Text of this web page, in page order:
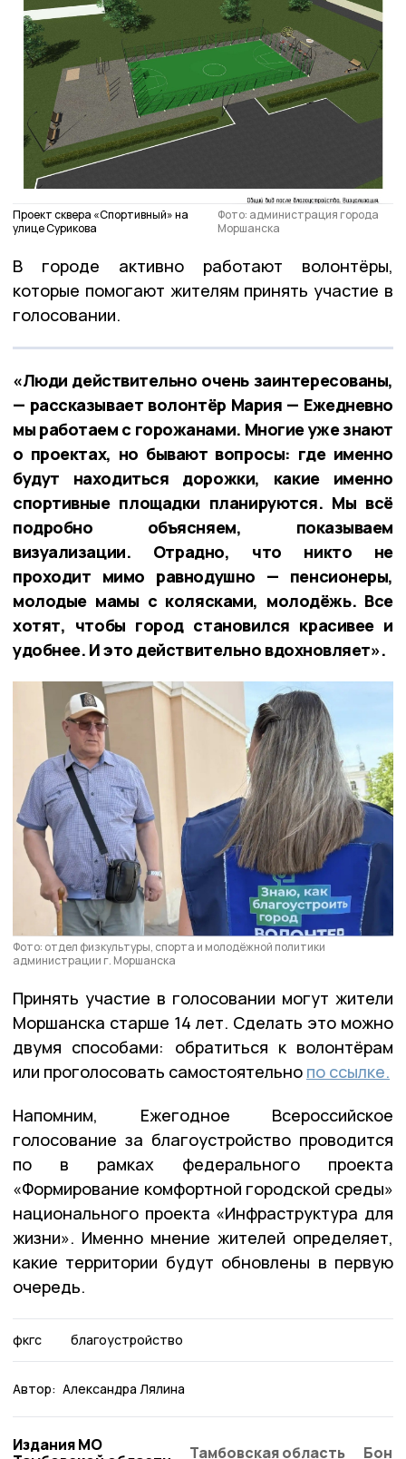
Проект сквера «Спортивный» на
улице Сурикова
Фото: администрация города
Моршанска
В городе активно работают волонтёры,
которые помогают жителям принять участие в
голосовании.
«Люди действительно очень заинтересованы,
— рассказывает волонтёр Мария — Ежедневно
мы работаем с горожанами. Многие уже знают
о проектах, но бывают вопросы: где именно
будут находиться дорожки, какие именно
спортивные площадки планируются. Мы всё
подробно объясняем, показываем
визуализации. Отрадно, что никто не
проходит мимо равнодушно — пенсионеры,
молодые мамы с колясками, молодёжь. Все
хотят, чтобы город становился красивее и
удобнее. И это действительно вдохновляет».
Фото: отдел физкультуры, спорта и молодёжной политики
администрации г. Моршанска
Принять участие в голосовании могут жители
Моршанска старше 14 лет. Сделать это можно
двумя способами: обратиться к волонтёрам
или проголосовать самостоятельно по ссылке.
Напомним, Ежегодное Всероссийское
голосование за благоустройство проводится
по в рамках федерального проекта
«Формирование комфортной городской среды»
национального проекта «Инфраструктура для
жизни». Именно мнение жителей определяет,
какие территории будут обновлены в первую
очередь.
фкгс благоустройство
Автор: Александра Лялина
Издания МО
Тамбовская область